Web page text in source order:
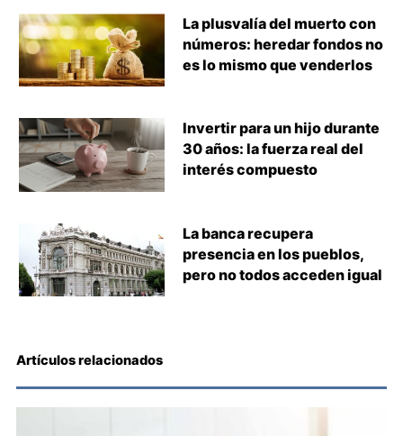
La plusvalía del muerto con
números: heredar fondos no
es lo mismo que venderlos
Invertir para un hijo durante
30 años: la fuerza real del
interés compuesto
La banca recupera
presencia en los pueblos,
pero no todos acceden igual
Artículos relacionados